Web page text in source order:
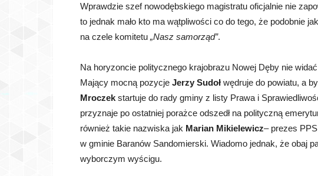
Wprawdzie szef nowodębskiego magistratu oficjalnie nie
to jednak mało kto ma wątpliwości co do tego, że podobnie
na czele komitetu „Nasz samorząd”.
Na horyzoncie politycznego krajobrazu Nowej Dęby nie
Mający mocną pozycje Jerzy Sudoł wędruje do powiatu, a
Mroczek startuje do rady gminy z listy Prawa i
przyznaje po ostatniej porażce odszedł na polityczną
również takie nazwiska jak Marian Mikielewicz– prezes
w gminie Baranów Sandomierski. Wiadomo jednak, że obaj
wyborczym wyścigu.